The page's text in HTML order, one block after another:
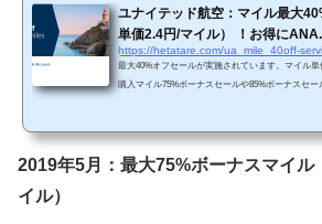
ユナイテッド航空：マイル最大
単価2.4円/マイル） ！お得に
https://hetatare.com/ua_mile_40off-
最大40%オフセールが実施されています。マイル
購入マイル75%ボーナスセールや85%ボーナスセ
から引用）https://buymiles.mileageplus.com/united/
単価としては、過去に開催された購入マイル75%
2019年5月：最大75%ボーナスマイル
イル）